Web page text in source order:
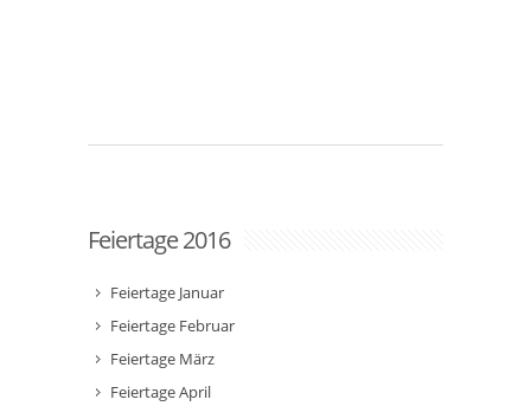
Feiertage 2016
Feiertage Januar
Feiertage Februar
Feiertage März
Feiertage April